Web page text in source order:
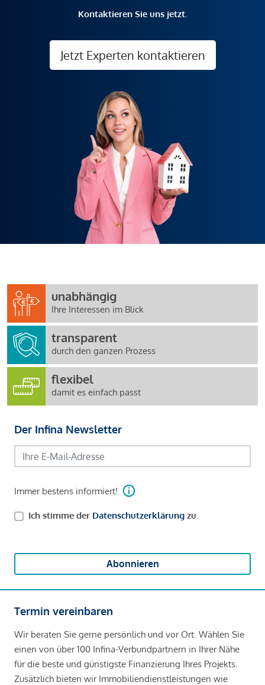
Kontaktieren Sie uns jetzt.
Jetzt Experten kontaktieren
unabhängig
Ihre Interessen im Blick
transparent
durch den ganzen Prozess
flexibel
damit es einfach passt
Der Infina Newsletter
Immer bestens informiert!
Ich stimme der Datenschutzerklärung zu.
Abonnieren
Termin vereinbaren
Wir beraten Sie gerne persönlich und vor Ort. Wählen Sie
einen von über 100 Infina-Verbundpartnern in Ihrer Nähe
für die beste und günstigste Finanzierung Ihres Projekts.
Zusätzlich bieten wir Immobiliendienstleistungen wie